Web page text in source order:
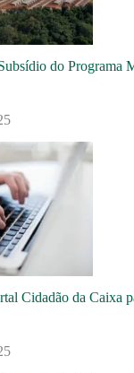
do Programa
Cidadão da Caixa